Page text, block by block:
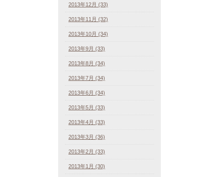
2013年12月 (33)
2013年11月 (32)
2013年10月 (34)
2013年9月 (33)
2013年8月 (34)
2013年7月 (34)
2013年6月 (34)
2013年5月 (33)
2013年4月 (33)
2013年3月 (36)
2013年2月 (33)
2013年1月 (30)